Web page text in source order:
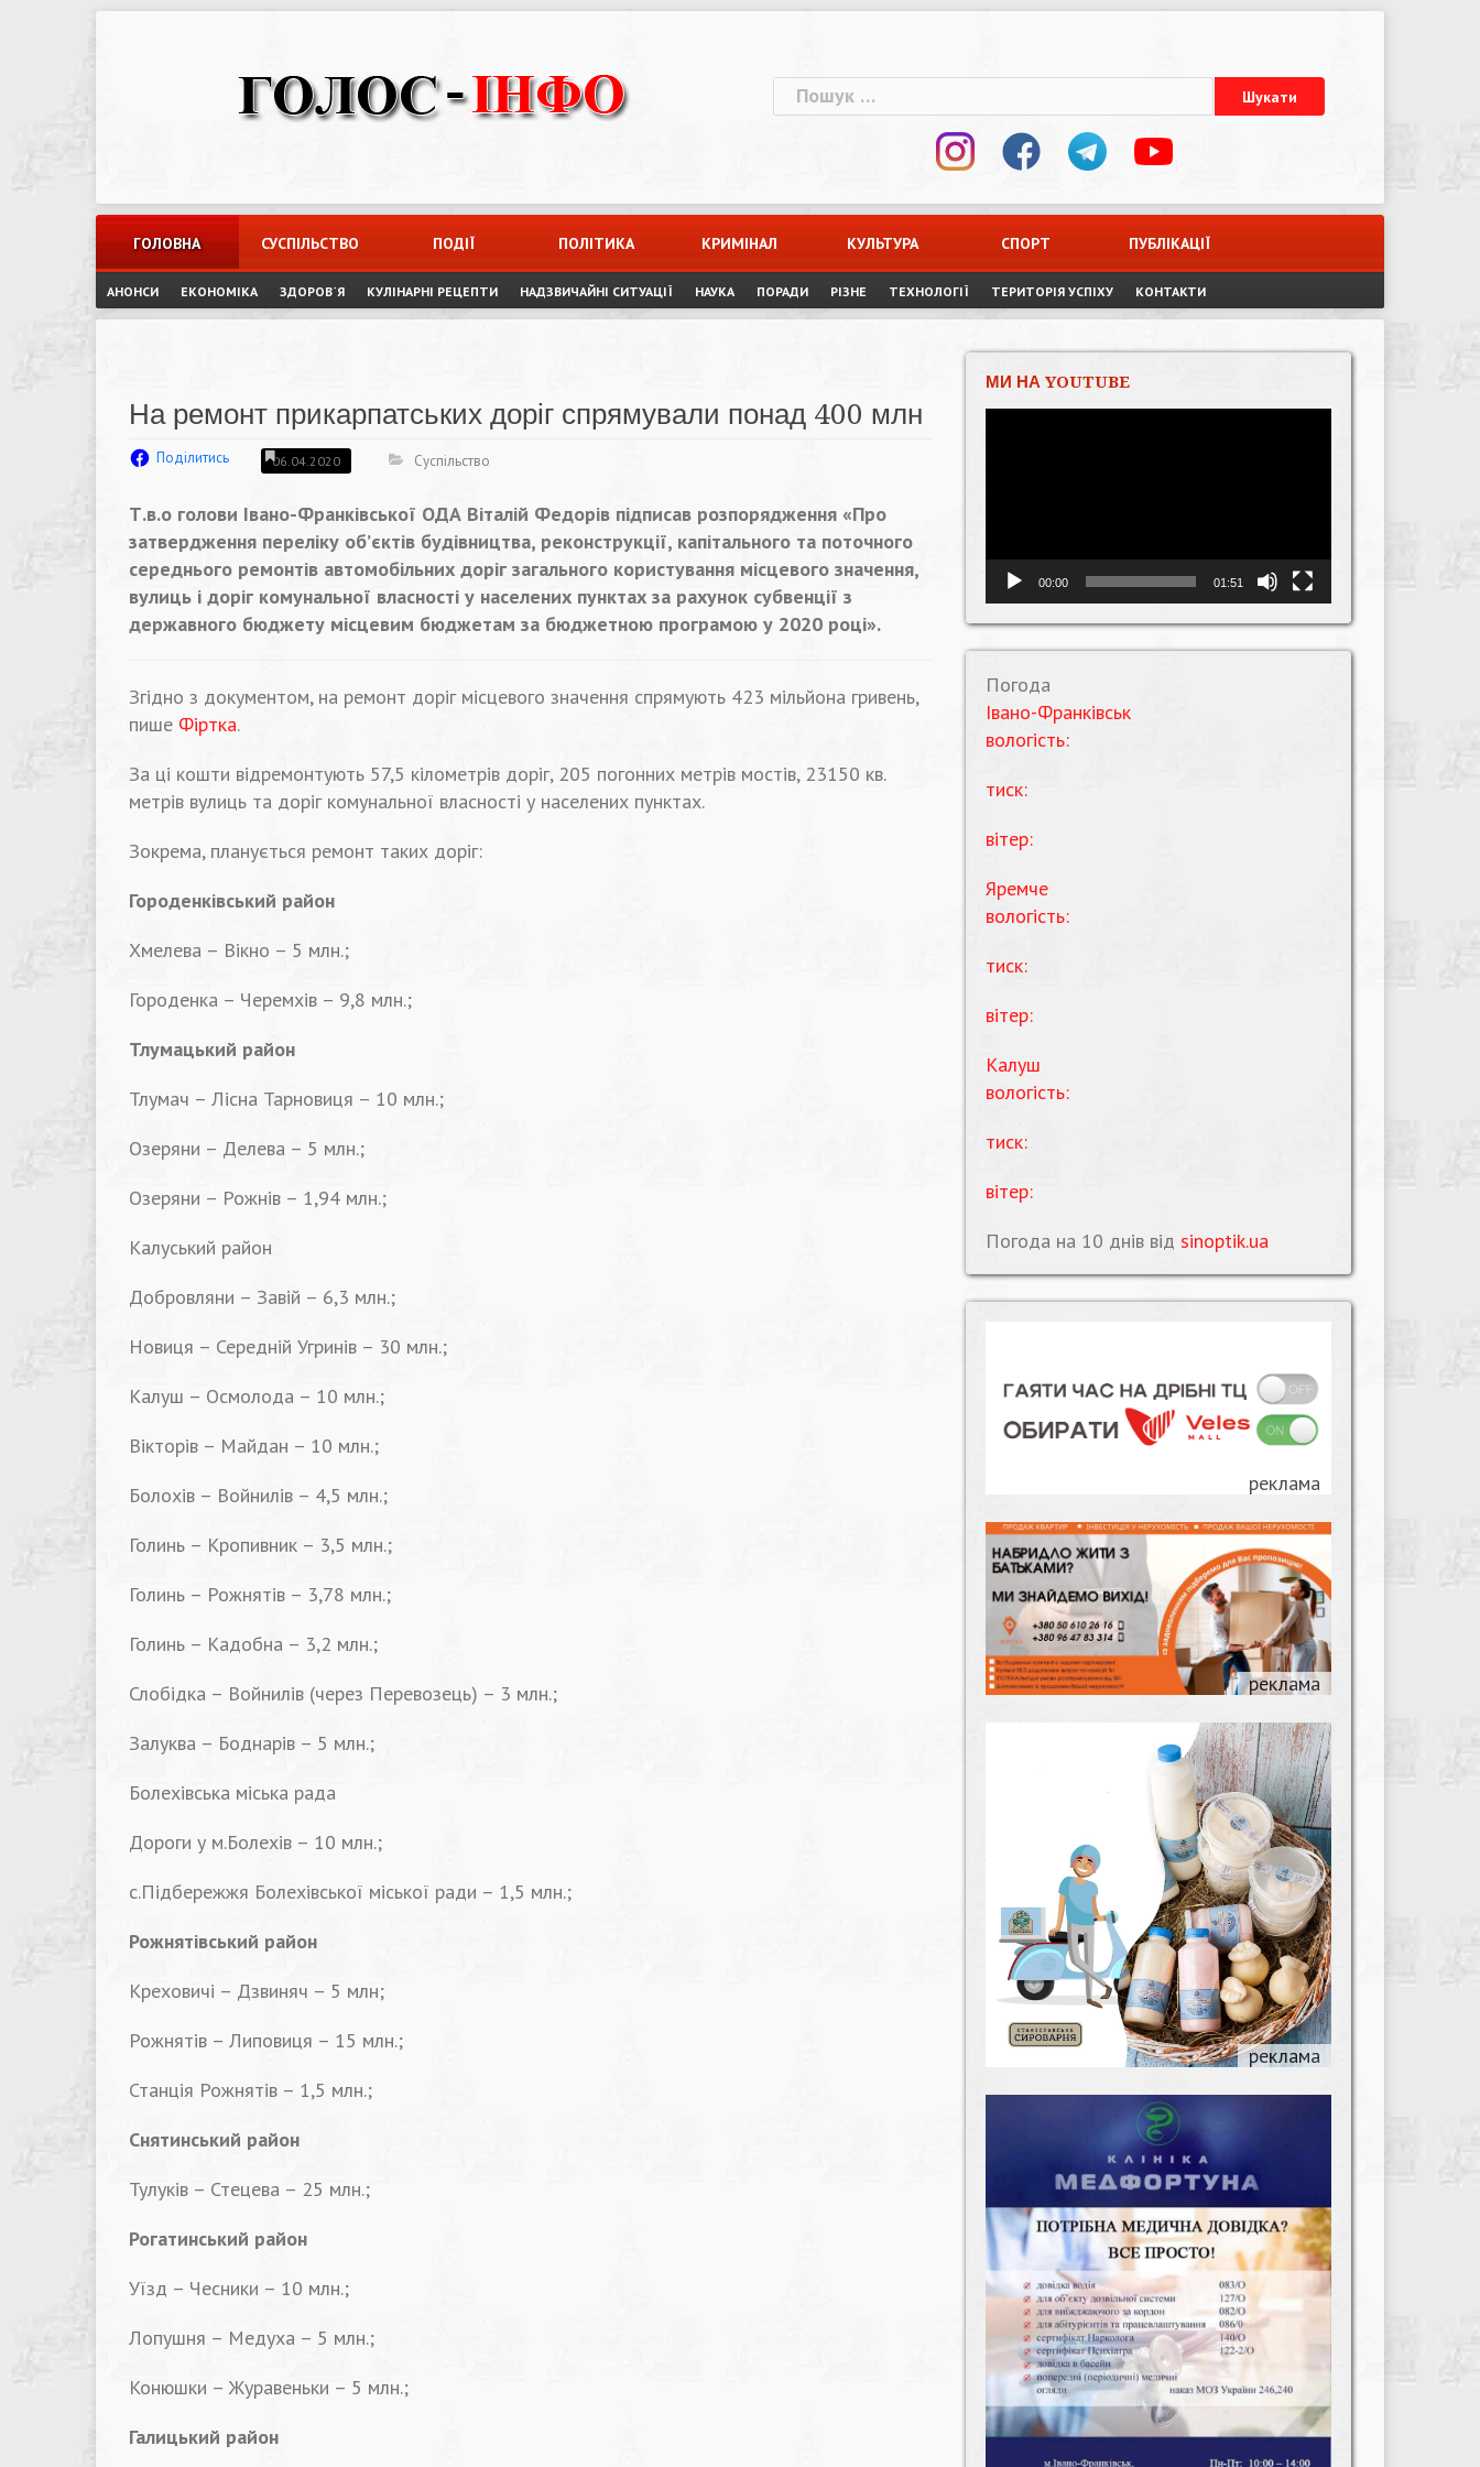
Пошук:
ГОЛОВНА СУСПІЛЬСТВО ПОДІЇ ПОЛІТИКА КРИМІНАЛ КУЛЬТУРА СПОРТ ПУБЛІКАЦІЇ
АНОНСИ ЕКОНОМІКА ЗДОРОВ`Я КУЛІНАРНІ РЕЦЕПТИ НАДЗВИЧАЙНІ СИТУАЦІЇ НАУКА ПОРАДИ РІЗНЕ ТЕХНОЛОГІЇ ТЕРИТОРІЯ УСПІХУ КОНТАКТИ
На ремонт прикарпатських доріг спрямували понад 400 млн
Поділитись 06.04.2020 Суспільство
Т.в.о голови Івано-Франківської ОДА Віталій Федорів підписав розпорядження «Про
затвердження переліку об’єктів будівництва, реконструкції, капітального та поточного
середнього ремонтів автомобільних доріг загального користування місцевого значення,
вулиць і доріг комунальної власності у населених пунктах за рахунок субвенції з
державного бюджету місцевим бюджетам за бюджетною програмою у 2020 році».
Згідно з документом, на ремонт доріг місцевого значення спрямують 423 мільйона гривень,
пише Фіртка.
За ці кошти відремонтують 57,5 кілометрів доріг, 205 погонних метрів мостів, 23150 кв.
метрів вулиць та доріг комунальної власності у населених пунктах.
Зокрема, планується ремонт таких доріг:
Городенківський район
Хмелева – Вікно – 5 млн.;
Городенка – Черемхів – 9,8 млн.;
Тлумацький район
Тлумач – Лісна Тарновиця – 10 млн.;
Озеряни – Делева – 5 млн.;
Озеряни – Рожнів – 1,94 млн.;
Калуський район
Добровляни – Завій – 6,3 млн.;
Новиця – Середній Угринів – 30 млн.;
Калуш – Осмолода – 10 млн.;
Вікторів – Майдан – 10 млн.;
Болохів – Войнилів – 4,5 млн.;
Голинь – Кропивник – 3,5 млн.;
Голинь – Рожнятів – 3,78 млн.;
Голинь – Кадобна – 3,2 млн.;
Слобідка – Войнилів (через Перевозець) – 3 млн.;
Залуква – Боднарів – 5 млн.;
Болехівська міська рада
Дороги у м.Болехів – 10 млн.;
с.Підбережжя Болехівської міської ради – 1,5 млн.;
Рожнятівський район
Креховичі – Дзвиняч – 5 млн;
Рожнятів – Липовиця – 15 млн.;
Станція Рожнятів – 1,5 млн.;
Снятинський район
Тулуків – Стецева – 25 млн.;
Рогатинський район
Уїзд – Чесники – 10 млн.;
Лопушня – Медуха – 5 млн.;
Конюшки – Журавеньки – 5 млн.;
Галицький район
МИ НА YOUTUBE
00:00 01:51
Погода
Івано-Франківськ
вологість:
тиск:
вітер:
Яремче
вологість:
тиск:
вітер:
Калуш
вологість:
тиск:
вітер:
Погода на 10 днів від sinoptik.ua